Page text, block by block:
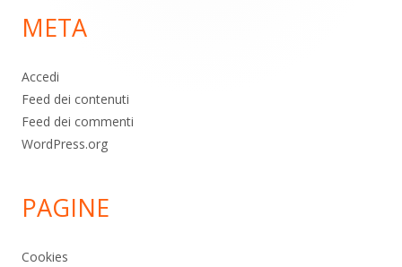
pagina
META
Accedi
Feed dei contenuti
Feed dei commenti
WordPress.org
PAGINE
Cookies